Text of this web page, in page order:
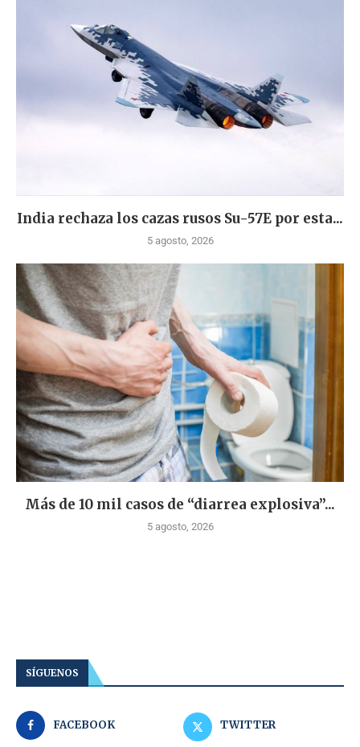
India rechaza los cazas rusos Su-57E por esta...
5 agosto, 2026
Más de 10 mil casos de “diarrea explosiva”...
5 agosto, 2026
SÍGUENOS
FACEBOOK TWITTER